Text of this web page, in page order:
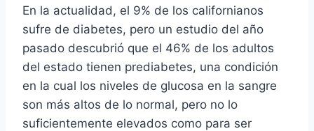
En la actualidad, el 9% de los californianos
sufre de diabetes, pero un estudio del año
pasado descubrió que el 46% de los adultos
del estado tienen prediabetes, una condición
en la cual los niveles de glucosa en la sangre
son más altos de lo normal, pero no lo
suficientemente elevados como para ser